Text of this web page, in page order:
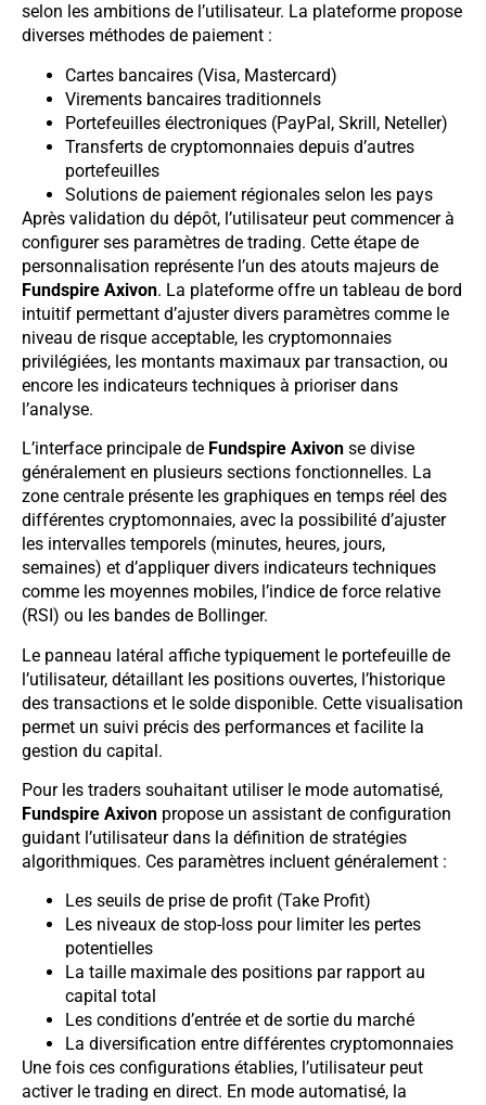
selon les ambitions de l’utilisateur. La plateforme propose
diverses méthodes de paiement :
Cartes bancaires (Visa, Mastercard)
Virements bancaires traditionnels
Portefeuilles électroniques (PayPal, Skrill, Neteller)
Transferts de cryptomonnaies depuis d’autres
portefeuilles
Solutions de paiement régionales selon les pays
Après validation du dépôt, l’utilisateur peut commencer à
configurer ses paramètres de trading. Cette étape de
personnalisation représente l’un des atouts majeurs de
Fundspire Axivon. La plateforme offre un tableau de bord
intuitif permettant d’ajuster divers paramètres comme le
niveau de risque acceptable, les cryptomonnaies
privilégiées, les montants maximaux par transaction, ou
encore les indicateurs techniques à prioriser dans
l’analyse.
L’interface principale de Fundspire Axivon se divise
généralement en plusieurs sections fonctionnelles. La
zone centrale présente les graphiques en temps réel des
différentes cryptomonnaies, avec la possibilité d’ajuster
les intervalles temporels (minutes, heures, jours,
semaines) et d’appliquer divers indicateurs techniques
comme les moyennes mobiles, l’indice de force relative
(RSI) ou les bandes de Bollinger.
Le panneau latéral affiche typiquement le portefeuille de
l’utilisateur, détaillant les positions ouvertes, l’historique
des transactions et le solde disponible. Cette visualisation
permet un suivi précis des performances et facilite la
gestion du capital.
Pour les traders souhaitant utiliser le mode automatisé,
Fundspire Axivon propose un assistant de configuration
guidant l’utilisateur dans la définition de stratégies
algorithmiques. Ces paramètres incluent généralement :
Les seuils de prise de profit (Take Profit)
Les niveaux de stop-loss pour limiter les pertes
potentielles
La taille maximale des positions par rapport au
capital total
Les conditions d’entrée et de sortie du marché
La diversification entre différentes cryptomonnaies
Une fois ces configurations établies, l’utilisateur peut
activer le trading en direct. En mode automatisé, la